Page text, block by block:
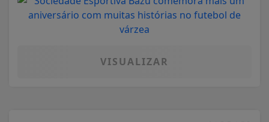
VISUALIZAR